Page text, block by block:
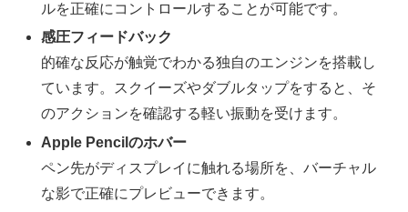
ルを正確にコントロールすることが可能です。
感圧フィードバック
的確な反応が触覚でわかる独自のエンジンを搭載し
ています。スクイーズやダブルタップをすると、そ
のアクションを確認する軽い振動を受けます。
Apple Pencilのホバー
ペン先がディスプレイに触れる場所を、バーチャル
な影で正確にプレビューできます。